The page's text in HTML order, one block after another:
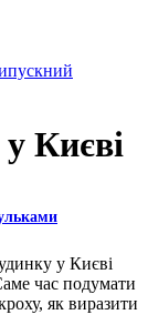
у Києві
у Києві
час подумати
як виразити